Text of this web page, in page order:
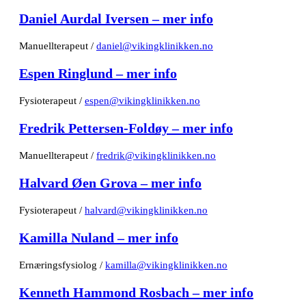
Daniel Aurdal Iversen – mer info
Manuellterapeut / daniel@vikingklinikken.no
Espen Ringlund – mer info
Fysioterapeut / espen@vikingklinikken.no
Fredrik Pettersen-Foldøy – mer info
Manuellterapeut / fredrik@vikingklinikken.no
Halvard Øen Grova – mer info
Fysioterapeut / halvard@vikingklinikken.no
Kamilla Nuland – mer info
Ernæringsfysiolog / kamilla@vikingklinikken.no
Kenneth Hammond Rosbach – mer info